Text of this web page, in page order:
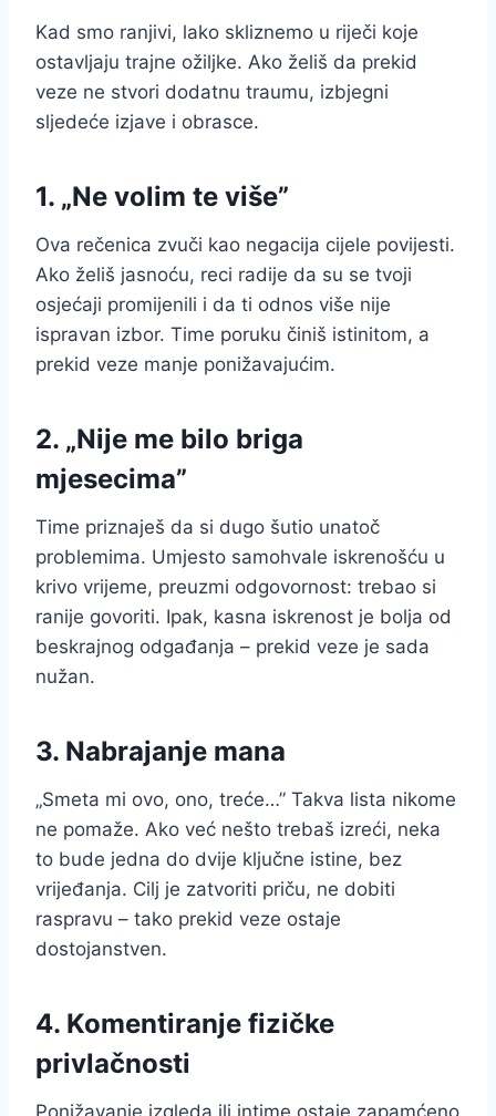
Kad smo ranjivi, lako skliznemo u riječi koje
ostavljaju trajne ožiljke. Ako želiš da prekid
veze ne stvori dodatnu traumu, izbjegni
sljedeće izjave i obrasce.
1. „Ne volim te više”
Ova rečenica zvuči kao negacija cijele povijesti.
Ako želiš jasnoću, reci radije da su se tvoji
osjećaji promijenili i da ti odnos više nije
ispravan izbor. Time poruku činiš istinitom, a
prekid veze manje ponižavajućim.
2. „Nije me bilo briga
mjesecima”
Time priznaješ da si dugo šutio unatoč
problemima. Umjesto samohvale iskrenošću u
krivo vrijeme, preuzmi odgovornost: trebao si
ranije govoriti. Ipak, kasna iskrenost je bolja od
beskrajnog odgađanja – prekid veze je sada
nužan.
3. Nabrajanje mana
„Smeta mi ovo, ono, treće…” Takva lista nikome
ne pomaže. Ako već nešto trebaš izreći, neka
to bude jedna do dvije ključne istine, bez
vrijeđanja. Cilj je zatvoriti priču, ne dobiti
raspravu – tako prekid veze ostaje
dostojanstven.
4. Komentiranje fizičke
privlačnosti